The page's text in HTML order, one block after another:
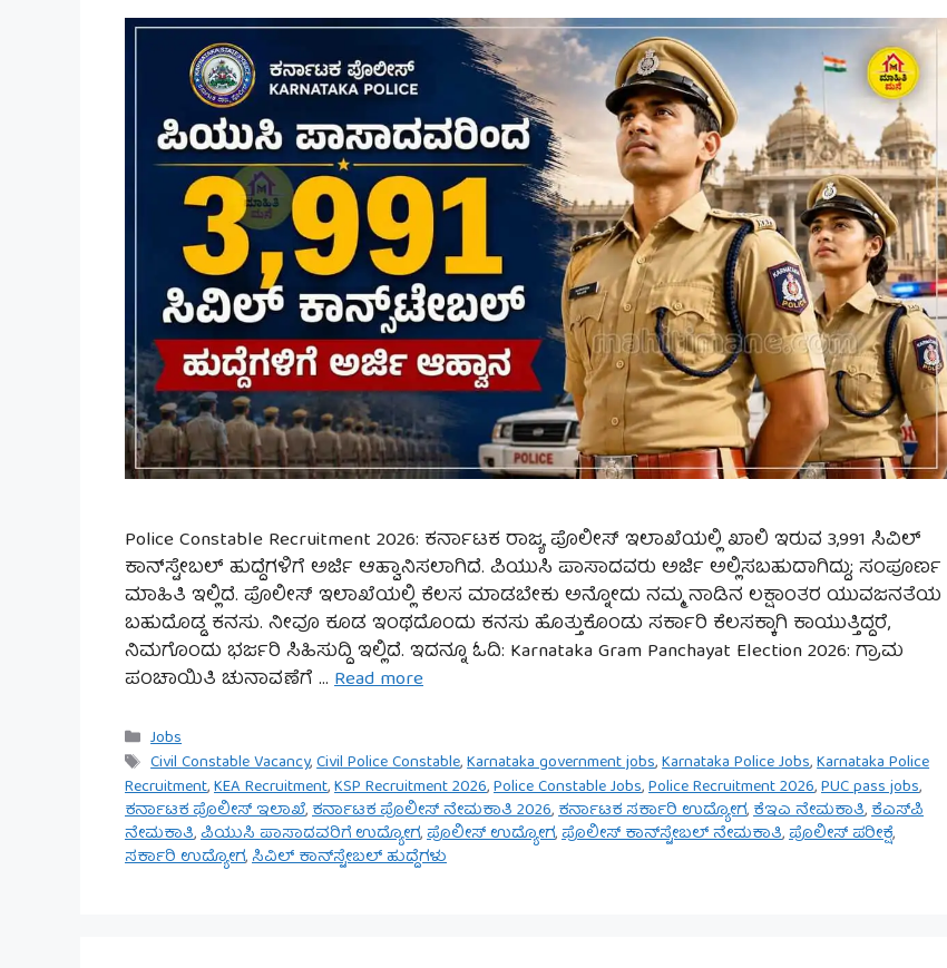
Police Constable Recruitment 2026: ಕರ್ನಾಟಕ ರಾಜ್ಯ ಪೊಲೀಸ್ ಇಲಾಖೆಯಲ್ಲಿ ಖಾಲಿ ಇರುವ 3,991 ಸಿವಿಲ್
ಕಾನ್‌ಸ್ಟೇಬಲ್‌ ಹುದ್ದೆಗಳಿಗೆ ಅರ್ಜಿ ಆಹ್ವಾನಿಸಲಾಗಿದೆ. ಪಿಯುಸಿ ಪಾಸಾದವರು ಅರ್ಜಿ ಅಲ್ಲಿಸಬಹುದಾಗಿದ್ದು; ಸಂಪೂರ್ಣ
ಮಾಹಿತಿ ಇಲ್ಲಿದೆ. ಪೊಲೀಸ್ ಇಲಾಖೆಯಲ್ಲಿ ಕೆಲಸ ಮಾಡಬೇಕು ಅನ್ನೋದು ನಮ್ಮ ನಾಡಿನ ಲಕ್ಷಾಂತರ ಯುವಜನತೆಯ
ಬಹುದೊಡ್ಡ ಕನಸು. ನೀವೂ ಕೂಡ ಇಂಥದೊಂದು ಕನಸು ಹೊತ್ತುಕೊಂಡು ಸರ್ಕಾರಿ ಕೆಲಸಕ್ಕಾಗಿ ಕಾಯುತ್ತಿದ್ದರೆ,
ನಿಮಗೊಂದು ಭರ್ಜರಿ ಸಿಹಿಸುದ್ದಿ ಇಲ್ಲಿದೆ. ಇದನ್ನೂ ಓದಿ: Karnataka Gram Panchayat Election 2026: ಗ್ರಾಮ
ಪಂಚಾಯಿತಿ ಚುನಾವಣೆಗೆ … Read more
Categories
Jobs
Tags
Civil Constable Vacancy,Civil Police Constable,Karnataka government jobs,Karnataka Police Jobs,Karnataka Police
Recruitment,KEA Recruitment,KSP Recruitment 2026,Police Constable Jobs,Police Recruitment 2026,PUC pass jobs,
ಕರ್ನಾಟಕ ಪೊಲೀಸ್ ಇಲಾಖೆ,ಕರ್ನಾಟಕ ಪೊಲೀಸ್ ನೇಮಕಾತಿ 2026,ಕರ್ನಾಟಕ ಸರ್ಕಾರಿ ಉದ್ಯೋಗ,ಕೆಇಎ ನೇಮಕಾತಿ,ಕೆಎಸ್‌ಪಿ
ನೇಮಕಾತಿ,ಪಿಯುಸಿ ಪಾಸಾದವರಿಗೆ ಉದ್ಯೋಗ,ಪೊಲೀಸ್ ಉದ್ಯೋಗ,ಪೊಲೀಸ್ ಕಾನ್‌ಸ್ಟೇಬಲ್ ನೇಮಕಾತಿ,ಪೊಲೀಸ್ ಪರೀಕ್ಷೆ,
ಸರ್ಕಾರಿ ಉದ್ಯೋಗ,ಸಿವಿಲ್ ಕಾನ್‌ಸ್ಟೇಬಲ್‌ ಹುದ್ದೆಗಳು